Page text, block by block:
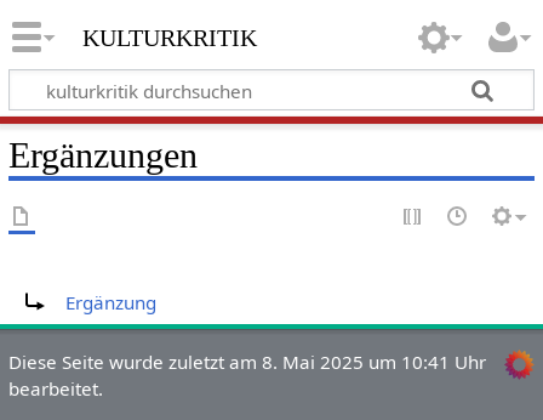
kulturkritik
Ergänzungen
Ergänzung
Diese Seite wurde zuletzt am 8. Mai 2025 um 10:41 Uhr
bearbeitet.